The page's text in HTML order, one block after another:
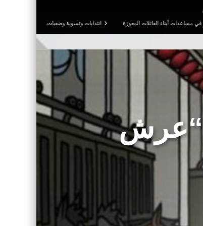
المعوزة انتدابات وتسوية وضعيات.. وترفيع في أجور المدرسين النواب
“عرش